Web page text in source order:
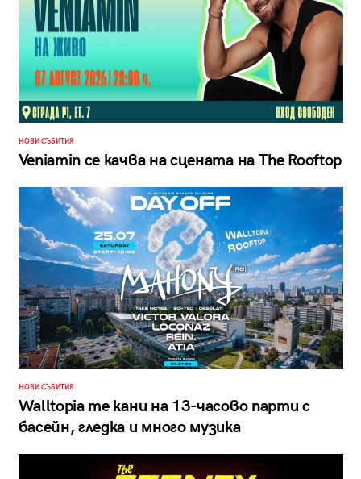
НОВИ СЪБИТИЯ
Veniamin се качва на сцената на The Rooftop
НОВИ СЪБИТИЯ
Walltopia те кани на 13-часово парти с
басейн, гледка и много музика